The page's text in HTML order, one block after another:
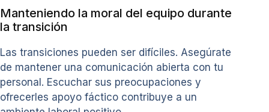
Manteniendo la moral del equipo durante
la transición
Las transiciones pueden ser difíciles. Asegúrate
de mantener una comunicación abierta con tu
personal. Escuchar sus preocupaciones y
ofrecerles apoyo fáctico contribuye a un